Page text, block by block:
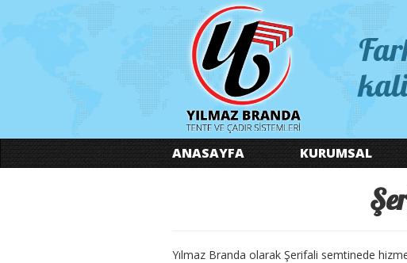
ANASAYFA KURUMSAL
Yılmaz Branda olarak Şerifali semtinede